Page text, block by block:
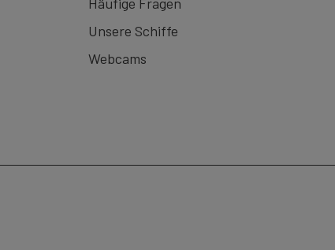
Häufige Fragen
Unsere Schiffe
Webcams